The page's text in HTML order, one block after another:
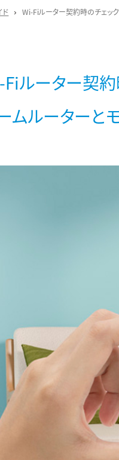
Wi-Fiルーター契約時のチェッ
ルーター契約
ムルーターと